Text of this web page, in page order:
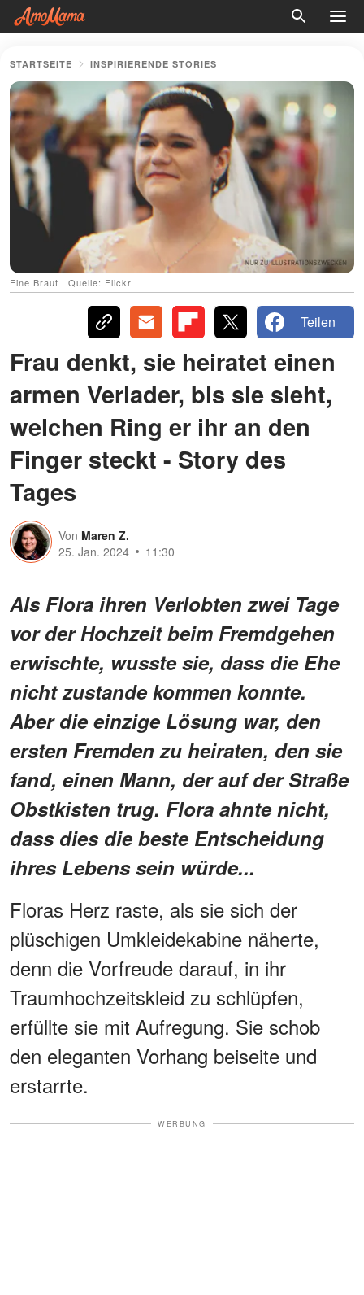
STARTSEITE INSPIRIERENDE STORIES
Eine Braut | Quelle: Flickr
Teilen
Frau denkt, sie heiratet einen
armen Verlader, bis sie sieht,
welchen Ring er ihr an den
Finger steckt - Story des
Tages
Von Maren Z.
25. Jan. 2024
11:30
Als Flora ihren Verlobten zwei Tage
vor der Hochzeit beim Fremdgehen
erwischte, wusste sie, dass die Ehe
nicht zustande kommen konnte.
Aber die einzige Lösung war, den
ersten Fremden zu heiraten, den sie
fand, einen Mann, der auf der Straße
Obstkisten trug. Flora ahnte nicht,
dass dies die beste Entscheidung
ihres Lebens sein würde...
Floras Herz raste, als sie sich der
plüschigen Umkleidekabine näherte,
denn die Vorfreude darauf, in ihr
Traumhochzeitskleid zu schlüpfen,
erfüllte sie mit Aufregung. Sie schob
den eleganten Vorhang beiseite und
erstarrte.
WERBUNG